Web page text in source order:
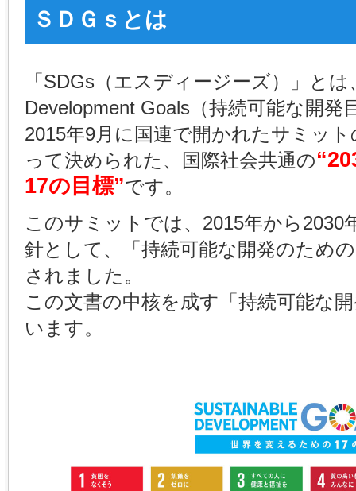
ＳＤＧｓとは
「SDGs（エスディージーズ）」とは
Development Goals（持続可能な開発
2015年9月に国連で開かれたサミッ
って決められた、国際社会共通の
17の目標”です。
このサミットでは、2015年から2030
針として、「持続可能な開発のため
されました。
この文書の中核を成す「持続可能な
います。